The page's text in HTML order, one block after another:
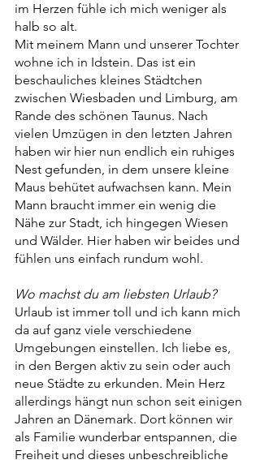
im Herzen fühle ich mich weniger als
halb so alt.
Mit meinem Mann und unserer Tochter
wohne ich in Idstein. Das ist ein
beschauliches kleines Städtchen
zwischen Wiesbaden und Limburg, am
Rande des schönen Taunus. Nach
vielen Umzügen in den letzten Jahren
haben wir hier nun endlich ein ruhiges
Nest gefunden, in dem unsere kleine
Maus behütet aufwachsen kann. Mein
Mann braucht immer ein wenig die
Nähe zur Stadt, ich hingegen Wiesen
und Wälder. Hier haben wir beides und
fühlen uns einfach rundum wohl.
Wo machst du am liebsten Urlaub?
Urlaub ist immer toll und ich kann mich
da auf ganz viele verschiedene
Umgebungen einstellen. Ich liebe es,
in den Bergen aktiv zu sein oder auch
neue Städte zu erkunden. Mein Herz
allerdings hängt nun schon seit einigen
Jahren an Dänemark. Dort können wir
als Familie wunderbar entspannen, die
Freiheit und dieses unbeschreibliche